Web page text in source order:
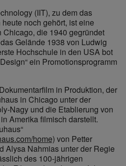
(IIT), zu dem das
heute noch gehört, ist eine
die 1940 gegründet
Gelände 1938 von Ludwig
Hochschule in den USA bot
ein Promotionsprogramm
in Produktion, der
in Chicago unter der
Nagy und die Etablierung von
Amerika filmisch darstellt.
home) von Petter
Alysa Nahmias unter der Regie
des 100-jährigen